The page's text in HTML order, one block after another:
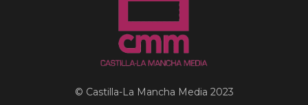
© Castilla-La Mancha Media 2023